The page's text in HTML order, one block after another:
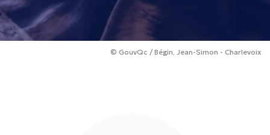
© GouvQc / Bégin, Jean-Simon - Charlevoix